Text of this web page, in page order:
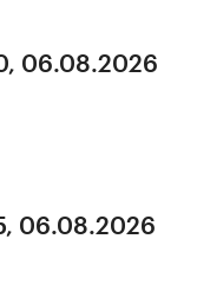
06.08.2026
06.08.2026